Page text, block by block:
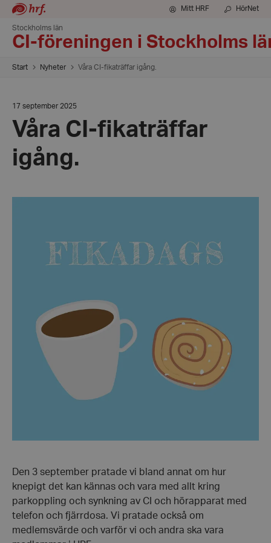
Mitt HRF HörNet
Stockholms län
CI-föreningen i Stockholms
Start Nyheter Våra CI-fikaträffar igång.
Datum:
september
2025
17 september 2025
Våra CI-fikaträffar
igång.
Den 3 september pratade vi bland annat om hur
knepigt det kan kännas och vara med allt kring
parkoppling och synkning av CI och hörapparat med
telefon och fjärrdosa. Vi pratade också om
medlemsvärde och varför vi och andra ska vara